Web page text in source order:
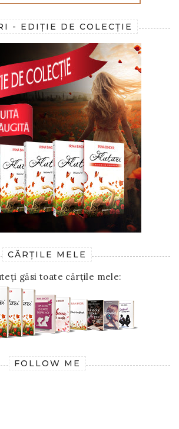
- EDIȚIE DE COLECȚIE
CĂRȚILE MELE
găsi toate cărțile mele:
FOLLOW ME